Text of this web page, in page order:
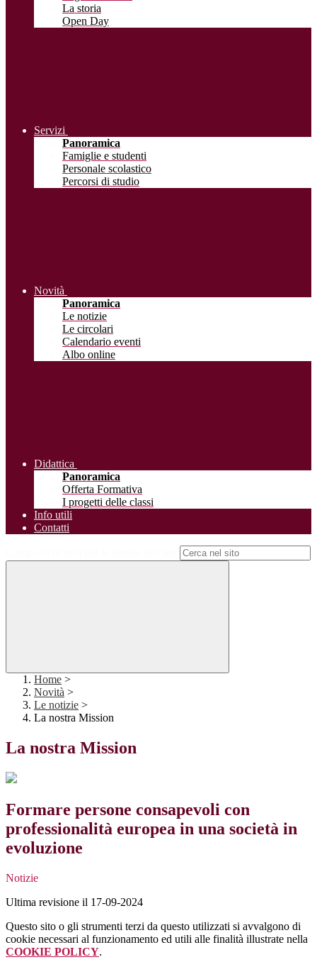
La storia
Open Day
Servizi
Panoramica
Famiglie e studenti
Personale scolastico
Percorsi di studio
Novità
Panoramica
Le notizie
Le circolari
Calendario eventi
Albo online
Didattica
Panoramica
Offerta Formativa
I progetti delle classi
Info utili
Contatti
Home >
Novità >
Le notizie >
La nostra Mission
La nostra Mission
Formare persone consapevoli con
professionalità europea in una società in
evoluzione
Notizie
Ultima revisione il 17-09-2024
Questo sito o gli strumenti terzi da questo utilizzati si avvalgono di
cookie necessari al funzionamento ed utili alle finalità illustrate nella
COOKIE POLICY.